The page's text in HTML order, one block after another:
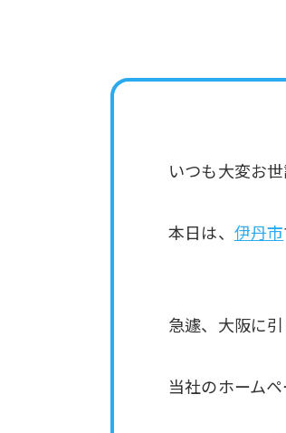
いつも大変お世
本日は、 伊丹市
急遽、大阪に
当社のホーム